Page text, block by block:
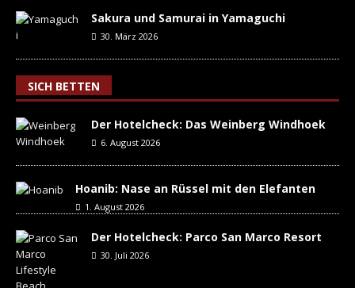
Sakura und Samurai in Yamaguchi
30. März 2026
SICH BETTEN
Der Hotelcheck: Das Weinberg Windhoek
6. August 2026
Hoanib: Nase an Rüssel mit den Elefanten
1. August 2026
Der Hotelcheck: Parco San Marco Resort
30. Juli 2026